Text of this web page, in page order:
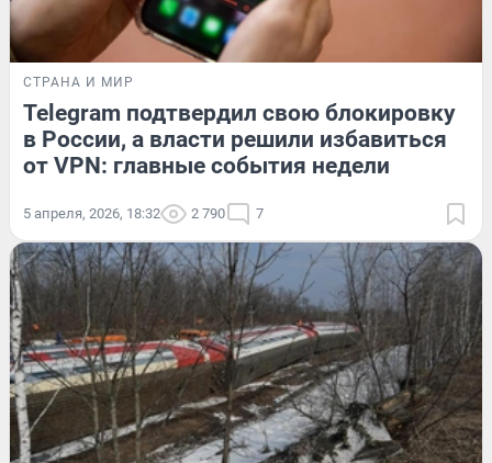
СТРАНА И МИР
Telegram подтвердил свою блокировку
в России, а власти решили избавиться
от VPN: главные события недели
5 апреля, 2026, 18:32 2 790 7